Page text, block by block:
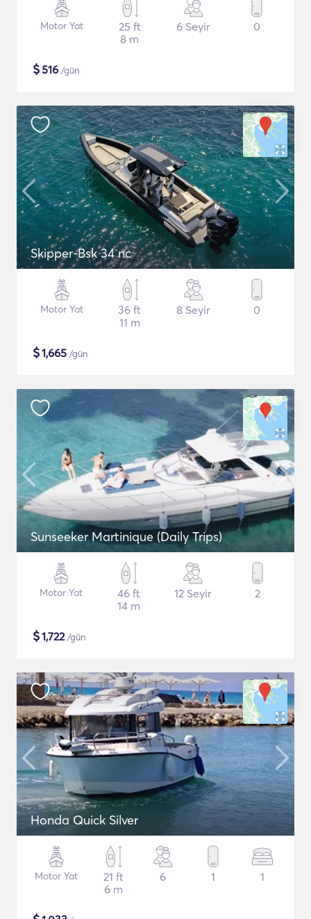
Motor Yat
25 ft
8 m
6 Seyir 0
$516 /gün
Skipper-Bsk 34 nc
Motor Yat
36 ft
11 m
8 Seyir 0
$1,665 /gün
Sunseeker Martinique (Daily Trips)
Motor Yat
46 ft
14 m
12 Seyir 2
$1,722/gün
Honda Quick Silver
Motor Yat
21 ft
6 m
6 1 1